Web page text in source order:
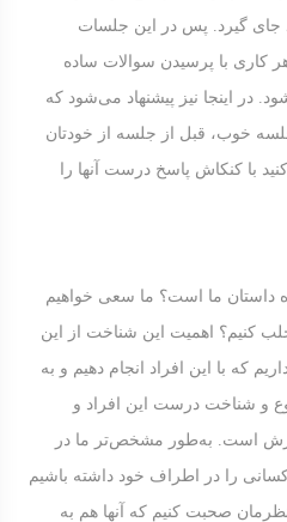
جای گیرد. پس در این جلسات
کاری با پرسیدن سوالات ساده
در اینجا نیز پیشنهاد می‌شود که
خوب، قبل از جلسه از خودتان
با کنکاش پاسخ درست آنها را
ما است؟ ما سعی خواهیم
کنیم؟ اهمیت این شناخت از این
که با این افراد انجام دهیم و به
و شناخت درست این افراد و
است. به‌طور مشخص‌تر ما در
را در اطراف خود داشته باشیم
صحبت کنیم که آنها هم به